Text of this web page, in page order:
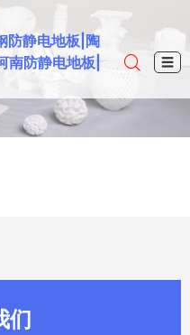
防静电地板|陶
南防静电地板|
☰
们